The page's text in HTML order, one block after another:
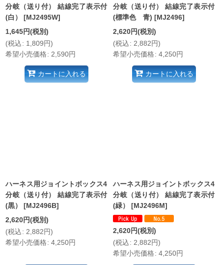
分岐（送り付） 結線完了表示付
(白）
[MJ2495W]
1,645円(税別)
(税込: 1,809円)
希望小売価格: 2,590円
カートに入れる
分岐（送り付） 結線完了表示付
(標準色 青) [MJ2496]
2,620円(税別)
(税込: 2,882円)
希望小売価格: 4,250円
カートに入れる
ハーネス用ジョイントボックス4
分岐（送り付） 結線完了表示付
(黒）
[MJ2496B]
2,620円(税別)
(税込: 2,882円)
希望小売価格: 4,250円
ハーネス用ジョイントボックス4
分岐（送り付） 結線完了表示付
(緑）
[MJ2496M]
2,620円(税別)
(税込: 2,882円)
希望小売価格: 4,250円